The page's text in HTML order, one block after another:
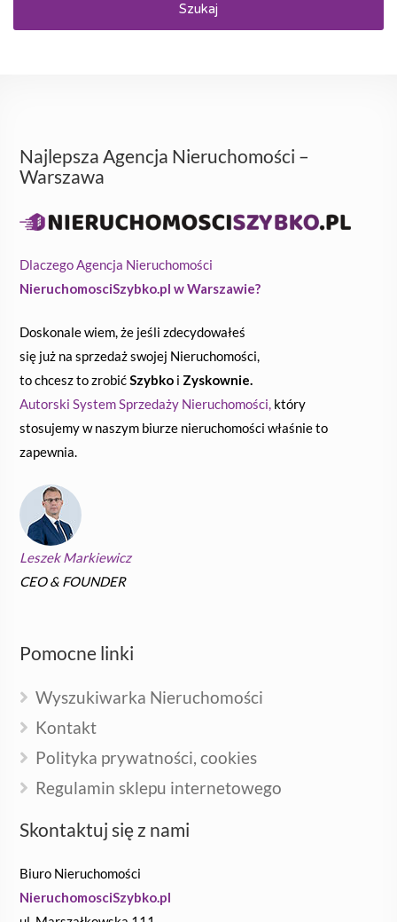
Szukaj
Najlepsza Agencja Nieruchomości –
Warszawa
Dlaczego Agencja Nieruchomości
NieruchomosciSzybko.pl w Warszawie?
Doskonale wiem, że jeśli zdecydowałeś
się już na sprzedaż swojej Nieruchomości,
to chcesz to zrobićSzybko i Zyskownie.
Autorski System Sprzedaży Nieruchomości, który
stosujemy w naszym biurze nieruchomości właśnie to
zapewnia.
Leszek Markiewicz
CEO & FOUNDER
Pomocne linki
Wyszukiwarka Nieruchomości
Kontakt
Polityka prywatności, cookies
Regulamin sklepu internetowego
Skontaktuj się z nami
Biuro Nieruchomości
NieruchomosciSzybko.pl